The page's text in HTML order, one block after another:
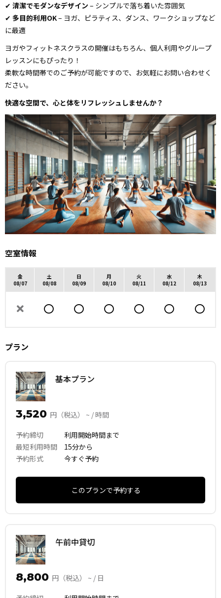
✔ 清潔でモダンなデザイン – シンプルで落ち着いた雰囲気
✔ 多目的利用OK– ヨガ、ピラティス、ダンス、ワークショップなど
に最適
ヨガやフィットネスクラスの開催はもちろん、個人利用やグループ
レッスンにもぴったり！
柔軟な時間帯でのご予約が可能ですので、お気軽にお問い合わせく
ださい。
快適な空間で、心と体をリフレッシュしませんか？
空室情報
金
08/07
土
08/08
日
08/09
月
08/10
火
08/11
水
08/12
木
08/13
プラン
基本プラン
3,520 円（税込） ~ / 時間
予約締切 利用開始時間まで
最短利用時間 15分から
予約形式 今すぐ予約
このプランで予約する
午前中貸切
8,800 円（税込） ~ / 日